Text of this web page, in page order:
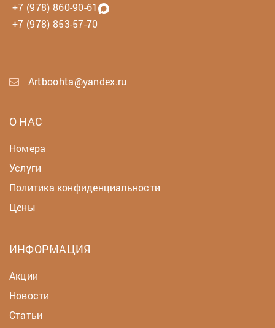
+7 (978) 860-90-61
+7 (978) 853-57-70
Artboohta@yandex.ru
О НАС
Номера
Услуги
Политика конфиденциальности
Цены
ИНФОРМАЦИЯ
Акции
Новости
Статьи